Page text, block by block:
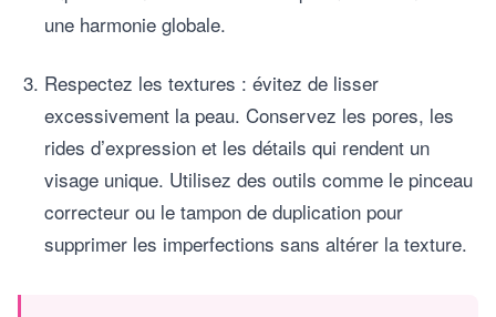
une harmonie globale.
Respectez les textures : évitez de lisser
excessivement la peau. Conservez les pores, les
rides d’expression et les détails qui rendent un
visage unique. Utilisez des outils comme le pinceau
correcteur ou le tampon de duplication pour
supprimer les imperfections sans altérer la texture.